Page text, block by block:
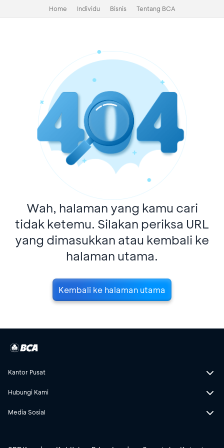
Home Individu Bisnis Tentang BCA
Wah, halaman yang kamu cari
tidak ketemu. Silakan periksa URL
yang dimasukkan atau kembali ke
halaman utama.
Kembali ke halaman utama
Kantor Pusat
Hubungi Kami
Media Sosial